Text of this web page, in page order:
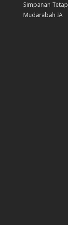
Simpanan Tetap
Mudarabah IA